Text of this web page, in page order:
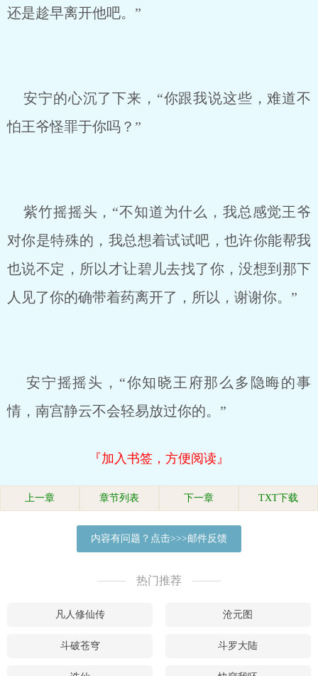
还是趁早离开他吧。”
安宁的心沉了下来，“你跟我说这些，难道不
怕王爷怪罪于你吗？”
紫竹摇摇头，“不知道为什么，我总感觉王爷
对你是特殊的，我总想着试试吧，也许你能帮我
也说不定，所以才让碧儿去找了你，没想到那下
人见了你的确带着药离开了，所以，谢谢你。”
安宁摇摇头，“你知晓王府那么多隐晦的事
情，南宫静云不会轻易放过你的。”
『加入书签，方便阅读』
上一章 章节列表 下一章 TXT下载
内容有问题？点击>>>邮件反馈
热门推荐
凡人修仙传 沧元图
斗破苍穹 斗罗大陆